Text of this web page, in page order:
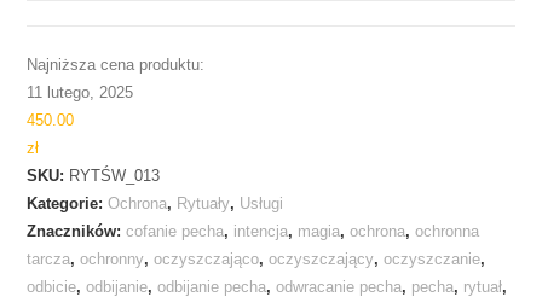
Najniższa cena produktu:
11 lutego, 2025
450.00
zł
SKU: RYTŚW_013
Kategorie:Ochrona, Rytuały, Usługi
Znaczników:cofanie pecha, intencja, magia,ochrona,ochronna
tarcza,ochronny,oczyszczająco,oczyszczający,oczyszczanie,
odbicie,odbijanie,odbijanie pecha,odwracanie pecha, pecha, rytuał,